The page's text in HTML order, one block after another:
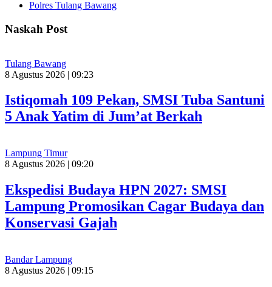
Polres Tulang Bawang
Naskah Post
Tulang Bawang
8 Agustus 2026 | 09:23
Istiqomah 109 Pekan, SMSI Tuba Santuni
5 Anak Yatim di Jum’at Berkah
Lampung Timur
8 Agustus 2026 | 09:20
Ekspedisi Budaya HPN 2027: SMSI
Lampung Promosikan Cagar Budaya dan
Konservasi Gajah
Bandar Lampung
8 Agustus 2026 | 09:15